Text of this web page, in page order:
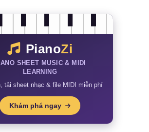
PianoZi
SHEET MUSIC & MIDI
LEARNING
tải sheet nhạc & file MIDI miễn phí
Khám phá ngay